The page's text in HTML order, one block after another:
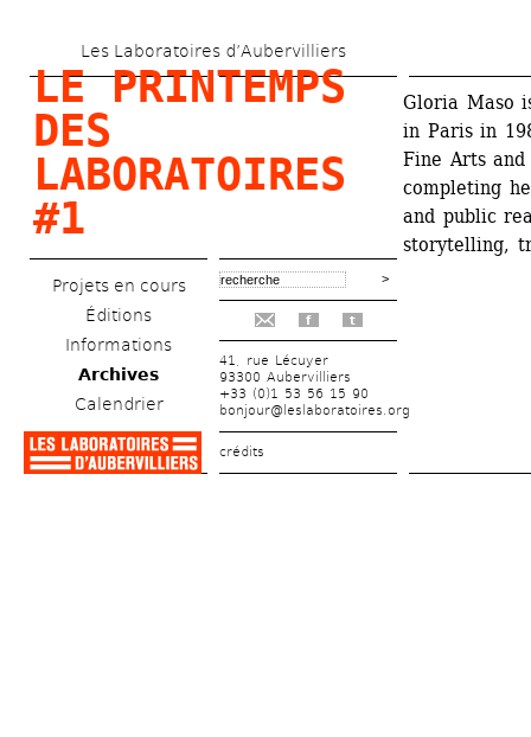
au
contenu
Les Laboratoires d’Aubervilliers
LE PRINTEMPS
DES
LABORATOIRES
#1
Projets en cours
Éditions
Informations
Archives
Calendrier
f t
41, rue Lécuyer
93300 Aubervilliers
+33 (0)1 53 56 15 90
bonjour@leslaboratoires.org
crédits
Gloria Maso
in Paris in
Fine Arts
completing
and public
storytelling,